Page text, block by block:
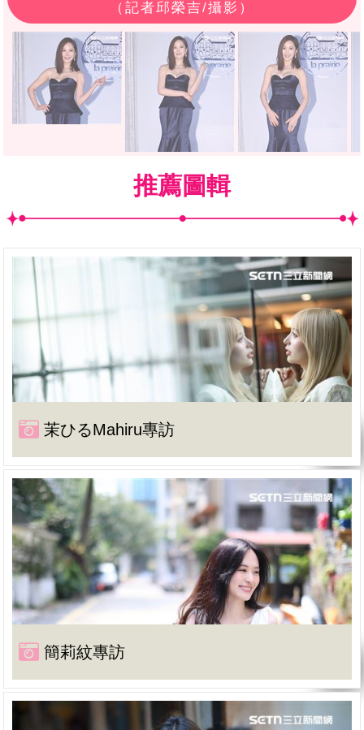
（記者邱榮吉/攝影）
推薦圖輯
茉ひるMahiru專訪
簡莉紋專訪